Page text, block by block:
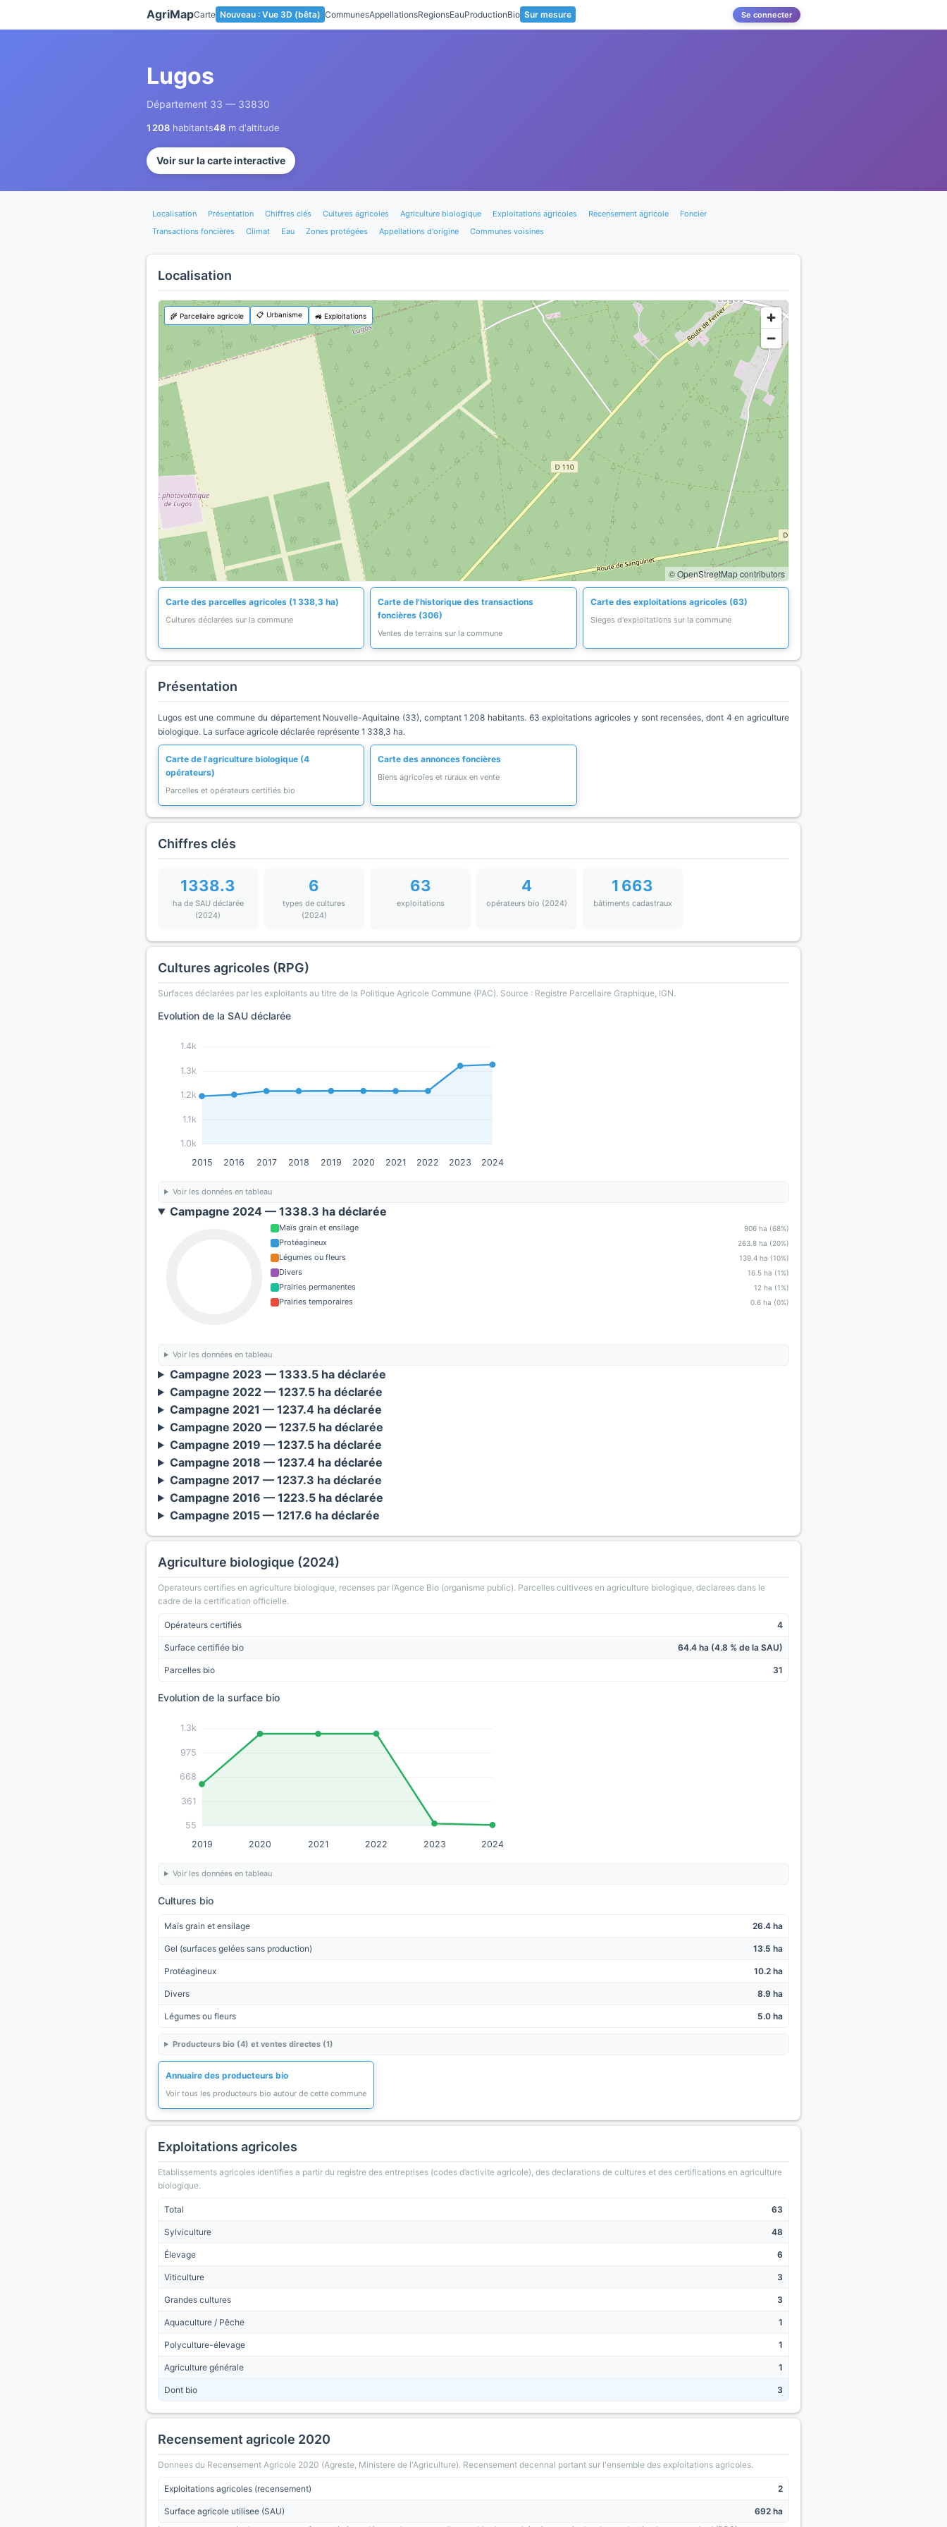
AgriMapCarte Nouveau : Vue 3D (bêta) CommunesAppellationsRegionsEauProductionBio Sur mesure Se connecter
Lugos
Département 33 — 33830
1 208 habitants48 m d'altitude
Voir sur la carte interactive
Localisation Présentation Chiffres clés Cultures agricoles Agriculture biologique Exploitations agricoles Recensement agricole
Foncier
Transactions foncières
Climat Eau Zones protégées Appellations d'origine Communes voisines
Localisation
© OpenStreetMap contributors
🌾 Parcellaire agricole 📋 Urbanisme 🚜 Exploitations
Carte des parcelles agricoles (1 338,3 ha)
Cultures déclarées sur la commune
Carte de l'historique des transactions
foncières (306)
Ventes de terrains sur la commune
Carte des exploitations agricoles (63)
Sieges d'exploitations sur la commune
Présentation
Lugos est une commune du département Nouvelle-Aquitaine (33), comptant 1 208 habitants. 63 exploitations agricoles y sont recensées, dont 4 en agriculture
biologique. La surface agricole déclarée représente 1 338,3 ha.
Carte de l'agriculture biologique (4
opérateurs)
Parcelles et opérateurs certifiés bio
Carte des annonces foncières
Biens agricoles et ruraux en vente
Chiffres clés
1338.3
ha de SAU déclarée
(2024)
6
types de cultures
(2024)
63
exploitations
4
opérateurs bio (2024)
1 663
bâtiments cadastraux
Cultures agricoles (RPG)
Surfaces déclarées par les exploitants au titre de la Politique Agricole Commune (PAC). Source : Registre Parcellaire Graphique, IGN.
Evolution de la SAU déclarée
1.0k
1.1k
1.2k
1.3k
1.4k
2015 2016 2017 2018 2019 2020 2021 2022 2023 2024
Voir les données en tableau
Campagne 2024 — 1338.3 ha déclarée
Maïs grain et ensilage 906 ha (68%)
Protéagineux 263.8 ha (20%)
Légumes ou fleurs 139.4 ha (10%)
Divers 16.5 ha (1%)
Prairies permanentes 12 ha (1%)
Prairies temporaires 0.6 ha (0%)
Voir les données en tableau
Campagne 2023 — 1333.5 ha déclarée
Campagne 2022 — 1237.5 ha déclarée
Campagne 2021 — 1237.4 ha déclarée
Campagne 2020 — 1237.5 ha déclarée
Campagne 2019 — 1237.5 ha déclarée
Campagne 2018 — 1237.4 ha déclarée
Campagne 2017 — 1237.3 ha déclarée
Campagne 2016 — 1223.5 ha déclarée
Campagne 2015 — 1217.6 ha déclarée
Agriculture biologique (2024)
Operateurs certifies en agriculture biologique, recenses par l’Agence Bio (organisme public). Parcelles cultivees en agriculture biologique, declarees dans le
cadre de la certification officielle.
Opérateurs certifiés 4
Surface certifiée bio 64.4 ha (4.8 % de la SAU)
Parcelles bio 31
Evolution de la surface bio
55
361
668
975
1.3k
2019 2020 2021 2022 2023 2024
Voir les données en tableau
Cultures bio
Maïs grain et ensilage 26.4 ha
Gel (surfaces gelées sans production) 13.5 ha
Protéagineux 10.2 ha
Divers 8.9 ha
Légumes ou fleurs 5.0 ha
Producteurs bio (4) et ventes directes (1)
Annuaire des producteurs bio
Voir tous les producteurs bio autour de cette commune
Exploitations agricoles
Etablissements agricoles identifies a partir du registre des entreprises (codes d’activite agricole), des declarations de cultures et des certifications en agriculture
biologique.
Total 63
Sylviculture 48
Élevage 6
Viticulture 3
Grandes cultures 3
Aquaculture / Pêche 1
Polyculture-élevage 1
Agriculture générale 1
Dont bio 3
Recensement agricole 2020
Donnees du Recensement Agricole 2020 (Agreste, Ministere de l'Agriculture). Recensement decennal portant sur l'ensemble des exploitations agricoles.
Exploitations agricoles (recensement) 2
Surface agricole utilisee (SAU)
692 ha
Panneau de gestion des cookies